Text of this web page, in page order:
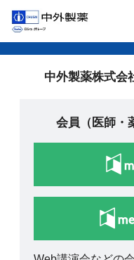
中外製薬株式
会員（医師・